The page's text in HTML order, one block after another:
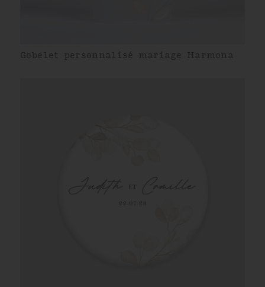
Gobelet personnalisé mariage Harmona